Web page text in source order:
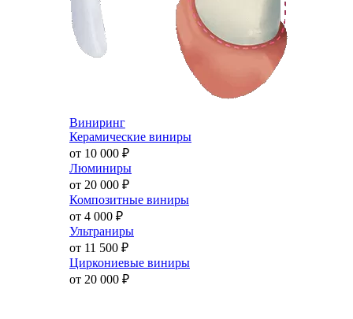
Виниринг
Керамические виниры
от 10 000 ₽
Люминиры
от 20 000 ₽
Композитные виниры
от 4 000 ₽
Ультраниры
от 11 500 ₽
Циркониевые виниры
от 20 000 ₽